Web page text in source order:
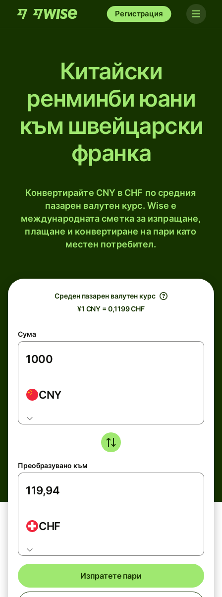
Регистрация
Китайски
ренминби юани
към швейцарски
франка
Конвертирайте CNY в CHF по средния
пазарен валутен курс. Wise е
международната сметка за изпращане,
плащане и конвертиране на пари като
местен потребител.
Среден пазарен валутен курс
¥1 CNY = 0,1199 CHF
Сума
CNY
Преобразувано към
CHF
Изпратете пари